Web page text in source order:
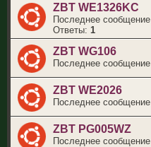
ZBT WE1326KC
Последнее сообщение
Ответы: 1
ZBT WG106
Последнее сообщение
ZBT WE2026
Последнее сообщение
ZBT PG005WZ
Последнее сообщение